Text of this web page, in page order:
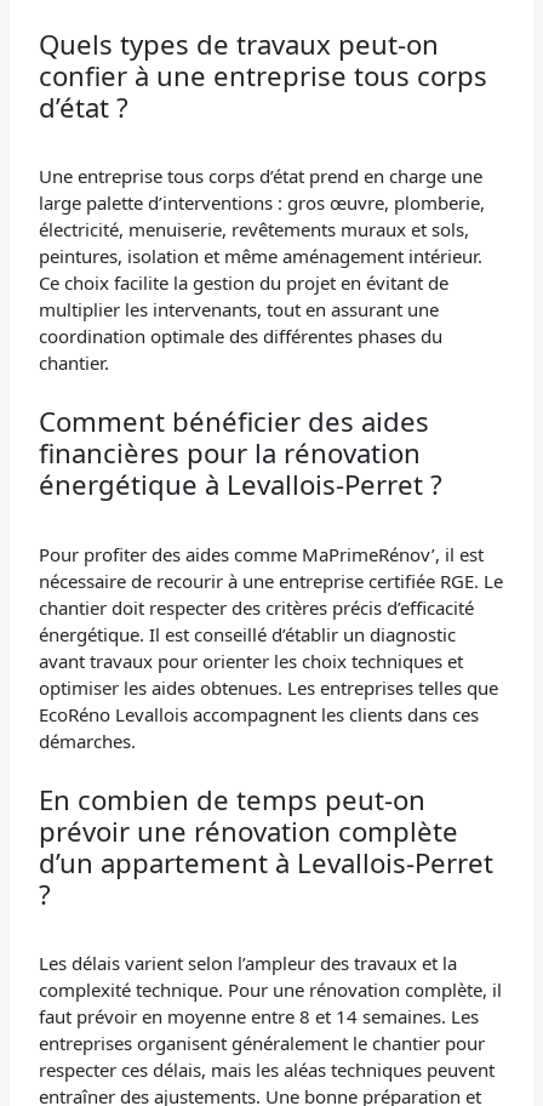
Quels types de travaux peut-on
confier à une entreprise tous corps
d’état ?
Une entreprise tous corps d’état prend en charge une
large palette d’interventions : gros œuvre, plomberie,
électricité, menuiserie, revêtements muraux et sols,
peintures, isolation et même aménagement intérieur.
Ce choix facilite la gestion du projet en évitant de
multiplier les intervenants, tout en assurant une
coordination optimale des différentes phases du
chantier.
Comment bénéficier des aides
financières pour la rénovation
énergétique à Levallois-Perret ?
Pour profiter des aides comme MaPrimeRénov’, il est
nécessaire de recourir à une entreprise certifiée RGE. Le
chantier doit respecter des critères précis d’efficacité
énergétique. Il est conseillé d’établir un diagnostic
avant travaux pour orienter les choix techniques et
optimiser les aides obtenues. Les entreprises telles que
EcoRéno Levallois accompagnent les clients dans ces
démarches.
En combien de temps peut-on
prévoir une rénovation complète
d’un appartement à Levallois-Perret
?
Les délais varient selon l’ampleur des travaux et la
complexité technique. Pour une rénovation complète, il
faut prévoir en moyenne entre 8 et 14 semaines. Les
entreprises organisent généralement le chantier pour
respecter ces délais, mais les aléas techniques peuvent
entraîner des ajustements. Une bonne préparation et